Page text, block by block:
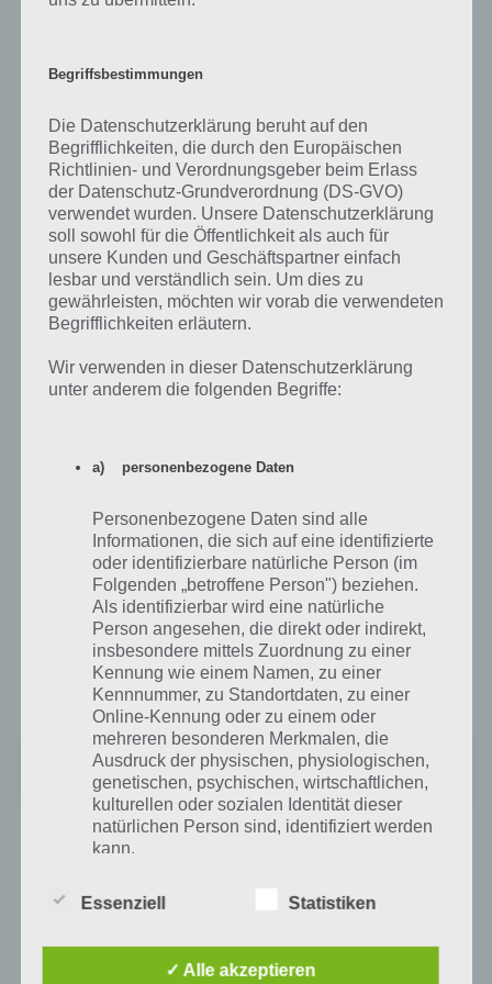
App herunterladen
Wer Endless-Spiele mag, der kommt bei Ultimate Briefcase voll auf
seine Kosten. Versuche möglichst lange im Bombenhagel zu
überleben, indem du nach links oder rechts gehst. Schalte im Verlauf
Power-Ups und weitere Charaktere frei, sodass du deinen oder den
Highscore deiner Freunde überbieten kannst. Umso länger du
überlebst, desto höher dein Highscore.
Ultimate Briefcase kann kostenlos für Android und iOS
zum In-App-Kauf greift.
Ultimate Briefcase für Android im Google
Play Store
Im Google Play Store kommt Ultimate Briefcase mit 4,2 Sternen auch
bei den Spielern sehr gut an. So wird vor allem die Herausforderung
der App gelobt. Benötigt wird ein Android Smartphone oder Tablet
mit Android 3 oder höher.
Ultimate Briefcase
Preis:Kostenlos+
App für iPhone, iPad und iPod touch im
heruntergeladen werden. Das Spiel ist nicht nur für iPhone, iPad und
iPod touch verfügbar, sondern benötigt auch nur iOS 5.1.1 oder
Begriffsbestimmungen
Die Datenschutzerklärung beruht auf den
Begrifflichkeiten, die durch den Europäischen
Richtlinien- und Verordnungsgeber beim Erlass
der Datenschutz-Grundverordnung (DS-GVO)
verwendet wurden. Unsere Datenschutzerklärung
soll sowohl für die Öffentlichkeit als auch für
unsere Kunden und Geschäftspartner einfach
lesbar und verständlich sein. Um dies zu
gewährleisten, möchten wir vorab die verwendeten
Begrifflichkeiten erläutern.
Wir verwenden in dieser Datenschutzerklärung
unter anderem die folgenden Begriffe:
a) personenbezogene Daten
Personenbezogene Daten sind alle
Informationen, die sich auf eine identifizierte
oder identifizierbare natürliche Person (im
Folgenden „betroffene Person") beziehen.
Als identifizierbar wird eine natürliche
Person angesehen, die direkt oder indirekt,
insbesondere mittels Zuordnung zu einer
Kennung wie einem Namen, zu einer
Kennnummer, zu Standortdaten, zu einer
Online-Kennung oder zu einem oder
mehreren besonderen Merkmalen, die
Ausdruck der physischen, physiologischen,
genetischen, psychischen, wirtschaftlichen,
kulturellen oder sozialen Identität dieser
natürlichen Person sind, identifiziert werden
kann.
Betroffene Person ist jede identifizierte oder
Essenziell Statistiken
✓ Alle akzeptieren